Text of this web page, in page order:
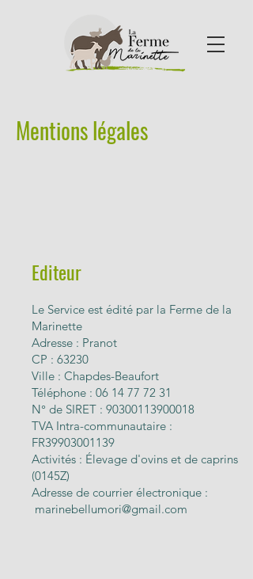
Mentions légales
Editeur
Le Service est édité par la Ferme de la
Marinette
Adresse : Pranot
CP : 63230
Ville : Chapdes-Beaufort
Téléphone : 06 14 77 72 31
N° de SIRET : 90300113900018
TVA Intra-communautaire :
FR39903001139
Activités : Élevage d'ovins et de caprins
(0145Z)
Adresse de courrier électronique :
marinebellumori@gmail.com